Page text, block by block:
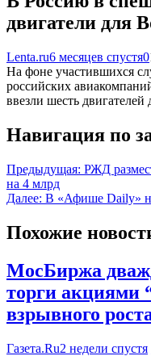
двигатели для
Lenta.ru6 месяцев спустя0
На фоне участившихся
российских
ввезли шесть
Навигация по
Предыдущая: РЖД
на 4 млрд
Далее: В «Афише Daily»
Похожие
МосБиржа
торги акциями
взрывного
Газета.Ru2 недели спустя